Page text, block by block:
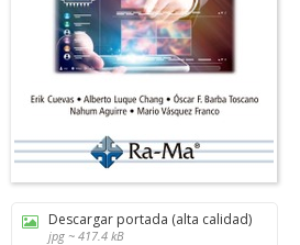
Descargar portada (alta calidad)
jpg ~ 417.4 kB